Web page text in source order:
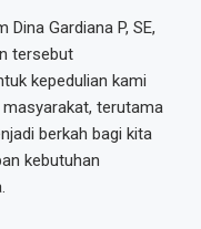
Gardiana P, SE,
tersebut
kepedulian kami
terutama
berkah bagi kita
kebutuhan